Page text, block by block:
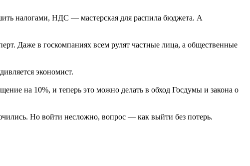
налогами, НДС — мастерская для распила бюджета. А
Даже в госкомпаниях всем рулят частные лица, а общественные
экономист.
на 10%, и теперь это можно делать в обход Госдумы и закона о
Но войти несложно, вопрос — как выйти без потерь.